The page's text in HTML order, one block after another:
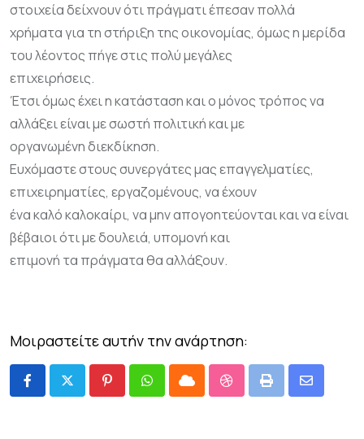
στοιχεία δείχνουν ότι πράγματι έπεσαν πολλά
χρήματα για τη στήριξη της οικονομίας, όμως η μερίδα
του λέοντος πήγε στις πολύ μεγάλες
επιχειρήσεις.
Έτσι όμως έχει η κατάσταση και ο μόνος τρόπος να
αλλάξει είναι με σωστή πολιτική και με
οργανωμένη διεκδίκηση.
Ευχόμαστε στους συνεργάτες μας επαγγελματίες,
επιχειρηματίες, εργαζομένους, να έχουν
ένα καλό καλοκαίρι, να μην απογοητεύονται και να είναι
βέβαιοι ότι με δουλειά, υπομονή και
επιμονή τα πράγματα θα αλλάξουν.
Μοιραστείτε αυτήν την ανάρτηση: